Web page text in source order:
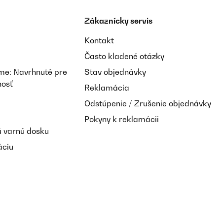
Navrhnuté pre
varnú dosku
Zákaznícky servis
Kontakt
Často kladené otázky
Stav objednávky
Reklamácia
Odstúpenie / Zrušenie objednávky
Pokyny k reklamácii